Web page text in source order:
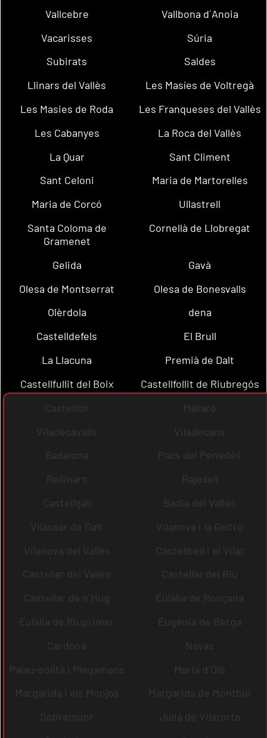
Vallcebre
Vallbona d´Anoia
Vacarisses
Súria
Subirats
Saldes
Llinars del Vallès
Les Masíes de Voltregà
Les Masies de Roda
Les Franqueses del Vallès
Les Cabanyes
La Roca del Vallès
La Quar
Sant Climent
Sant Celoni
Maria de Martorelles
Maria de Corcó
Ullastrell
Santa Coloma de
Gramenet
Cornellà de Llobregat
Gelida
Gavà
Olesa de Montserrat
Olesa de Bonesvalls
Olèrdola
dena
Castelldefels
El Brull
La Llacuna
Premià de Dalt
Castellfullit del Boix
Castellfollit de Riubregós
Castellcir
Mataró
Viladecavalls
Viladecans
Badalona
Pacs del Penedès
Rellinars
Rajadell
Castellgalí
Badia del Vallès
Vilassar de Dalt
Vilanova i la Geltrú
Vilanova del Vallès
Castellbell i el Vilar
Castellar del Vallès
Castellar del Riu
Castellar de n´Hug
Eulàlia de Ronçana
Eulàlia de Riuprimer
Eugènia de Berga
Cardona
Navas
Palau-solità i Plegamans
Maria d´Oló
Margarida i els Monjos
Margarida de Montbui
Sobremunt
Julià de Vilatorta